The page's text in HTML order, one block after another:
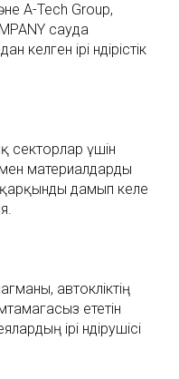
A-Tech Group,
сауда
ірі өндірістік
секторлар үшін
материалдарды
дамып келе
автокөліктің
ететін
ірі өндірушісі